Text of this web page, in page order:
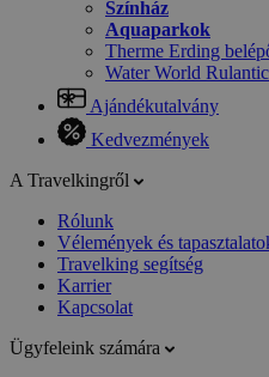
Színház
Aquaparkok
Therme Erding
Water World
Ajándékutalvány
Kedvezmények
A Travelkingről
Rólunk
Vélemények és
Travelking segítség
Karrier
Kapcsolat
Ügyfeleink számára